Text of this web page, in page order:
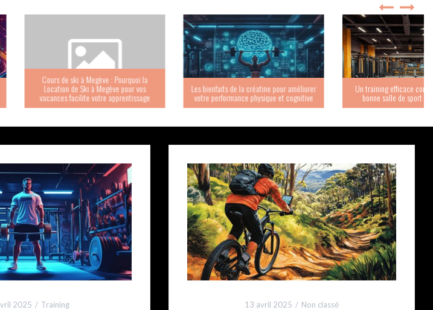
à Megève : Pourquoi la
de Ski à Megève pour vos
votre apprentissage
Les bienfaits de la créatine pour améliorer
votre performance physique et cognitive
Un training efficace commence dans la
bonne salle de sport : nos conseils
2025 Training 13 avril 2025 Non classé